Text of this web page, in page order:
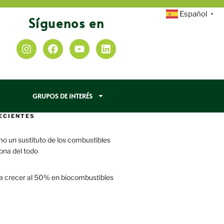
Síguenos en
GRUPOS DE INTERÉS
un sustituto de los combustibles
del todo
crecer al 50% en biocombustibles
Español ▼